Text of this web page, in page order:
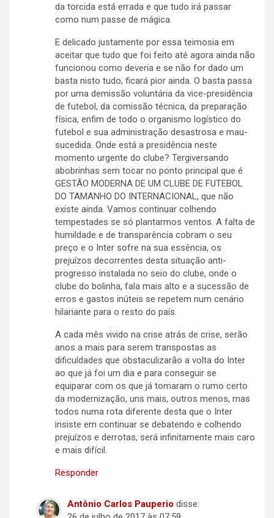
da torcida está errada e que tudo irá passar
como num passe de mágica.
E delicado justamente por essa teimosia em
aceitar que tudo que foi feito até agora ainda não
funcionou como deveria e se não for dado um
basta nisto tudo, ficará pior ainda. O basta passa
por uma demissão voluntária da vice-presidência
de futebol, da comissão técnica, da preparação
física, enfim de todo o organismo logístico do
futebol e sua administração desastrosa e mau-
sucedida. Onde está a presidência neste
momento urgente do clube? Tergiversando
abobrinhas sem tocar no ponto principal que é
GESTÃO MODERNA DE UM CLUBE DE FUTEBOL
DO TAMANHO DO INTERNACIONAL, que não
existe ainda. Vamos continuar colhendo
tempestades se só plantarmos ventos. A falta de
humildade e de transparência cobram o seu
preço e o Inter sofre na sua essência, os
prejuízos decorrentes desta situação anti-
progresso instalada no seio do clube, onde o
clube do bolinha, fala mais alto e a sucessão de
erros e gastos inúteis se repetem num cenário
hilariante para o resto do país.
A cada mês vivido na crise atrás de crise, serão
anos a mais para serem transpostas as
dificuldades que obstaculizarão a volta do Inter
ao que já foi um dia e para conseguir se
equiparar com os que já tomaram o rumo certo
da modernização, uns mais, outros menos, mas
todos numa rota diferente desta que o Inter
insiste em continuar se debatendo e colhendo
prejuízos e derrotas, será infinitamente mais caro
e mais difícil.
Responder
Antônio Carlos Pauperio disse: